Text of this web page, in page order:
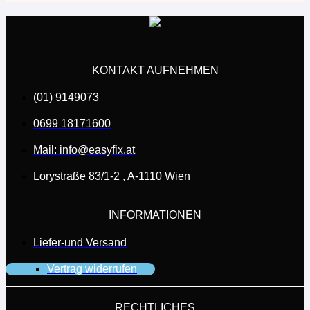
KONTAKT AUFNEHMEN
(01) 9149073
0699 18171600
Mail: info@easyfix.at
Lorystraße 83/1-2 , A-1110 Wien
INFORMATIONEN
Liefer-und Versand
Vertrag widerrufen
RECHTLICHES